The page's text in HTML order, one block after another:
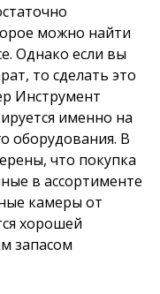
можно найти
Однако если вы
то сделать это
Инструмент
именно на
оборудования. В
что покупка
в ассортименте
камеры от
хорошей
запасом